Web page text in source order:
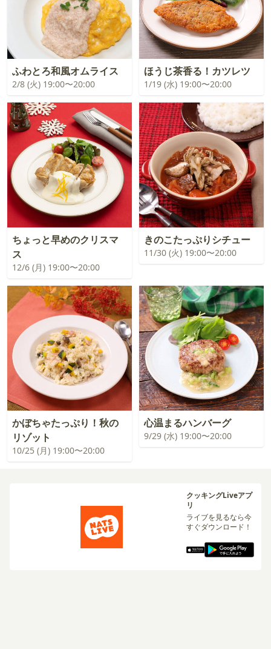
ふわとろ和風オムライス
2/8 (火) 19:00〜20:00
ほうじ茶香る！カツレツ
1/19 (水) 19:00〜20:00
ちょっと早めのクリスマ
ス
12/6 (月) 19:00〜20:00
きのこたっぷりシチュー
11/30 (火) 19:00〜20:00
かぼちゃたっぷり！秋の
リゾット
10/25 (月) 19:00〜20:00
心温まるハンバーグ
9/29 (水) 19:00〜20:00
クッキングLiveアプ
リ
ライブを見るなら今
すぐダウンロード！